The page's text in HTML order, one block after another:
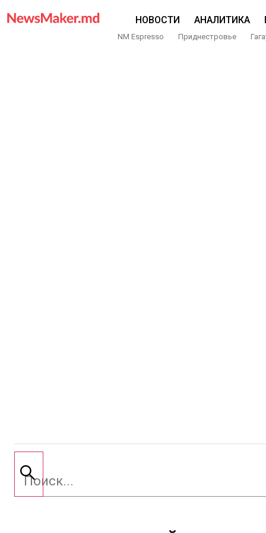
НОВОСТИ АНАЛИТИКА
NM Espresso Приднестровье